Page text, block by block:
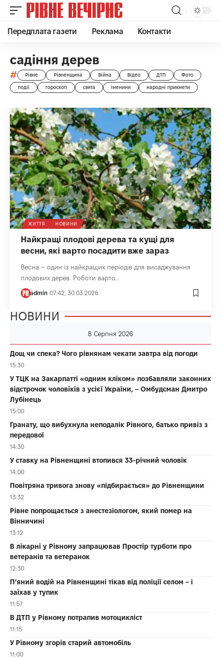
Передплата газети Реклама Контакти
садіння дерев
# Рівне Рівненщина Війна Відео ДТП Фото
події гороскоп свята іменини народні прикмети
ЖИТТЯ НОВИНИ
Найкращі плодові дерева та кущі для
весни, які варто посадити вже зараз
Весна – один із найкращих періодів для висаджування
плодових дерев. Роботи варто…
admin 07:42, 30.03.2026
НОВИНИ
8 Серпня 2026
Дощ чи спека? Чого рівнянам чекати завтра від погоди
15:30
У ТЦК на Закарпатті «одним кліком» позбавляли законних
відстрочок чоловіків з усієї України, – Омбудсман Дмитро
Лубінець
15:00
Гранату, що вибухнула неподалік Рівного, батько привіз з
передової
14:30
У ставку на Рівненщині втопився 33-річний чоловік
14:00
Повітряна тривога знову «підбирається» до Рівненщини
13:32
Рівне попрощається з анестезіологом, який помер на
Вінничині
13:12
В лікарні у Рівному запрацював Простір турботи про
ветеранів та ветеранок
12:30
П’яний водій на Рівненщині тікав від поліції селом – і
заїхав у тупик
11:57
В ДТП у Рівному потрапив мотоцикліст
11:15
У Рівному згорів старий автомобіль
11:00